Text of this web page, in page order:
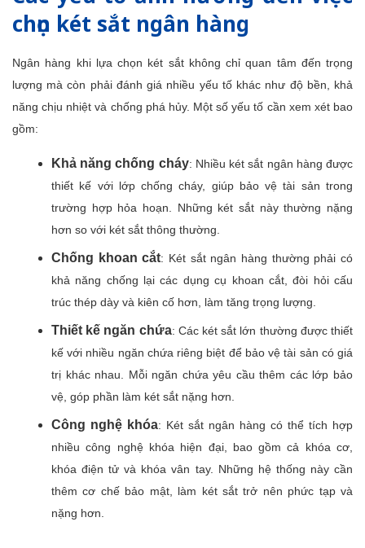
chọn két sắt ngân hàng
Ngân hàng khi lựa chọn két sắt không chỉ quan tâm đến trọng
lượng mà còn phải đánh giá nhiều yếu tố khác như độ bền, khả
năng chịu nhiệt và chống phá hủy. Một số yếu tố cần xem xét bao
gồm:
Khả năng chống cháy: Nhiều két sắt ngân hàng được
thiết kế với lớp chống cháy, giúp bảo vệ tài sản trong
trường hợp hỏa hoạn. Những két sắt này thường nặng
hơn so với két sắt thông thường.
Chống khoan cắt: Két sắt ngân hàng thường phải có
khả năng chống lại các dụng cụ khoan cắt, đòi hỏi cấu
trúc thép dày và kiên cố hơn, làm tăng trọng lượng.
Thiết kế ngăn chứa: Các két sắt lớn thường được thiết
kế với nhiều ngăn chứa riêng biệt để bảo vệ tài sản có giá
trị khác nhau. Mỗi ngăn chứa yêu cầu thêm các lớp bảo
vệ, góp phần làm két sắt nặng hơn.
Công nghệ khóa: Két sắt ngân hàng có thể tích hợp
nhiều công nghệ khóa hiện đại, bao gồm cả khóa cơ,
khóa điện tử và khóa vân tay. Những hệ thống này cần
thêm cơ chế bảo mật, làm két sắt trở nên phức tạp và
nặng hơn.